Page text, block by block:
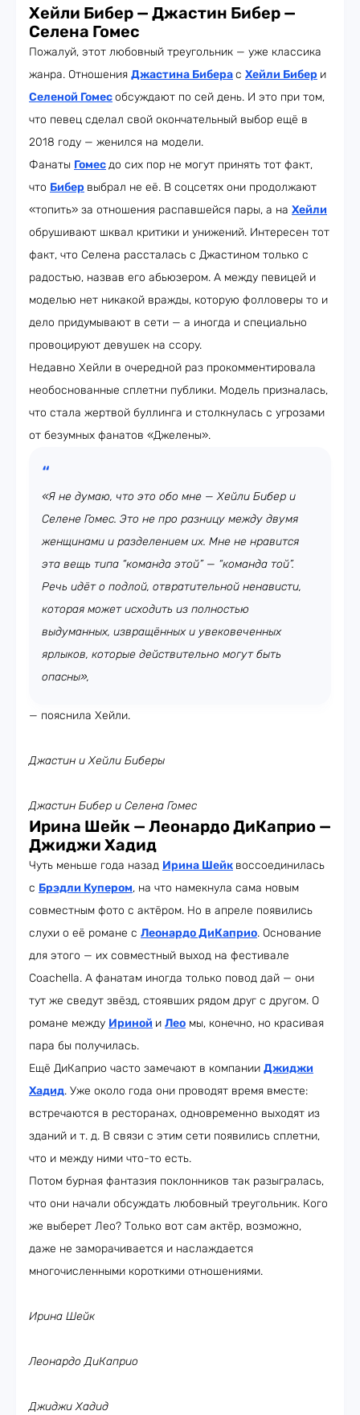
Хейли Бибер — Джастин Бибер —
Селена Гомес
Пожалуй, этот любовный треугольник — уже классика
жанра. Отношения Джастина Биберас Хейли Бибер и
Селеной Гомесобсуждают по сей день. И это при том,
что певец сделал свой окончательный выбор ещё в
2018 году — женился на модели.
Фанаты Гомесдо сих пор не могут принять тот факт,
что Бибер выбрал не её. В соцсетях они продолжают
«топить» за отношения распавшейся пары, а на Хейли
обрушивают шквал критики и унижений. Интересен тот
факт, что Селена рассталась с Джастином только с
радостью, назвав его абьюзером. А между певицей и
моделью нет никакой вражды, которую фолловеры то и
дело придумывают в сети — а иногда и специально
провоцируют девушек на ссору.
Недавно Хейли в очередной раз прокомментировала
необоснованные сплетни публики. Модель призналась,
что стала жертвой буллинга и столкнулась с угрозами
от безумных фанатов «Джелены».
«Я не думаю, что это обо мне — Хейли Бибер и
Селене Гомес. Это не про разницу между двумя
женщинами и разделением их. Мне не нравится
эта вещь типа “команда этой” — “команда той”.
Речь идёт о подлой, отвратительной ненависти,
которая может исходить из полностью
выдуманных, извращённых и увековеченных
ярлыков, которые действительно могут быть
опасны»,
— пояснила Хейли.
Джастин и Хейли Биберы
Джастин Бибер и Селена Гомес
Ирина Шейк — Леонардо ДиКаприо —
Джиджи Хадид
Чуть меньше года назад Ирина Шейк воссоединилась
с Брэдли Купером, на что намекнула сама новым
совместным фото с актёром. Но в апреле появились
слухи о её романе с Леонардо ДиКаприо. Основание
для этого — их совместный выход на фестивале
Coachella. А фанатам иногда только повод дай — они
тут же сведут звёзд, стоявших рядом друг с другом. О
романе между Ириной и Лео мы, конечно, но красивая
пара бы получилась.
Ещё ДиКаприо часто замечают в компании Джиджи
Хадид. Уже около года они проводят время вместе:
встречаются в ресторанах, одновременно выходят из
зданий и т. д. В связи с этим сети появились сплетни,
что и между ними что-то есть.
Потом бурная фантазия поклонников так разыгралась,
что они начали обсуждать любовный треугольник. Кого
же выберет Лео? Только вот сам актёр, возможно,
даже не заморачивается и наслаждается
многочисленными короткими отношениями.
Ирина Шейк
Леонардо ДиКаприо
Джиджи Хадид